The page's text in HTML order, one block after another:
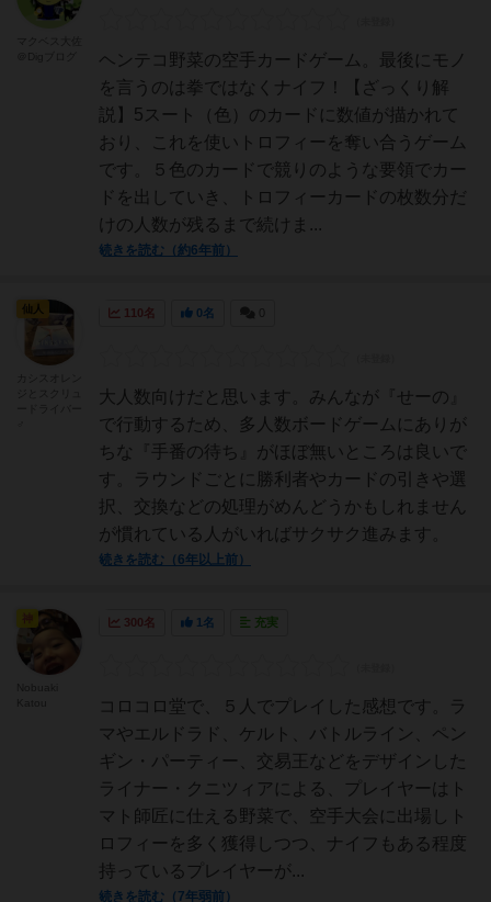
ヘンテコ野菜の空手カードゲーム。最後にモノ
を言うのは拳ではなくナイフ！【ざっくり解
説】5スート（色）のカードに数値が描かれて
おり、これを使いトロフィーを奪い合うゲーム
です。５色のカードで競りのような要領でカー
ドを出していき、トロフィーカードの枚数分だ
けの人数が残るまで続けま...
続きを読む（約6年前）
110名 0名
大人数向けだと思います。みんなが『せーの』
で行動するため、多人数ボードゲームにありが
ちな『手番の待ち』がほぼ無いところは良いで
す。ラウンドごとに勝利者やカードの引きや選
択、交換などの処理がめんどうかもしれません
が慣れている人がいればサクサク進みます。
続きを読む（6年以上前）
仙人
300名 1名 充実
コロコロ堂で、５人でプレイした感想です。ラ
マやエルドラド、ケルト、バトルライン、ペン
ギン・パーティー、交易王などをデザインした
ライナー・クニツィアによる、プレイヤーはト
マト師匠に仕える野菜で、空手大会に出場しト
ロフィーを多く獲得しつつ、ナイフもある程度
持っているプレイヤーが...
続きを読む（7年弱前）